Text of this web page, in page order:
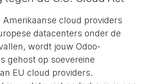
cloud providers
datacenters onder de
wordt jouw Odoo-
gehost op soevereine
EU cloud providers.